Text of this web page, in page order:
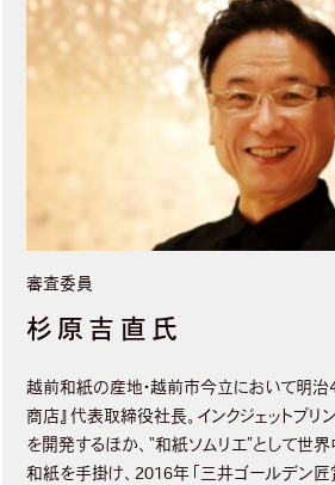
審査委員
杉原吉直氏
越前和紙の産地・越前市今立において明治
商店』代表取締役社長。インクジェットプリ
を開発するほか、“和紙ソムリエ”として世
和紙を手掛け、2016年「三井ゴールデン匠